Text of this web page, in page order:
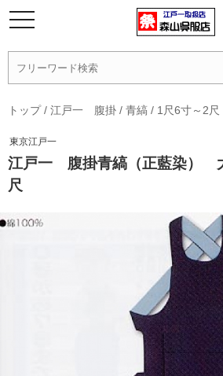
トップ/ 江戸一 腹掛 / 青縞 / 1尺6寸～2尺
東京江戸一
江戸一 腹掛青縞（正藍染）
尺